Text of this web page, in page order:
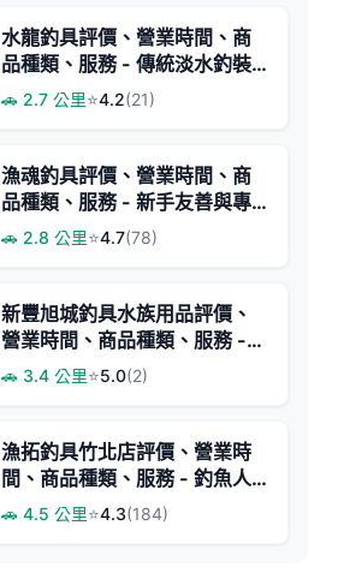
水龍釣具評價、營業時間、商
品種類、服務 - 傳統淡水釣裝
備專賣
🚗 2.7 公里⭐4.2(21)
漁魂釣具評價、營業時間、商
品種類、服務 - 新手友善與專
業推薦
🚗 2.8 公里⭐4.7(78)
新豐旭城釣具水族用品評價、
營業時間、商品種類、服務 -
新手友善釣具店
🚗 3.4 公里⭐5.0(2)
漁拓釣具竹北店評價、營業時
間、商品種類、服務 - 釣魚人
的寶地
🚗 4.5 公里⭐4.3(184)